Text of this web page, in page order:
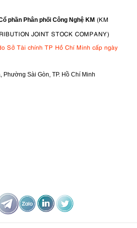
phần Phân phối Công Nghệ KM (KM
JOINT STOCK COMPANY)
Sở Tài chính TP Hồ Chí Minh cấp ngày
Phường Sài Gòn, TP. Hồ Chí Minh